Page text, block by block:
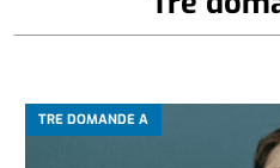
TRE DOMANDE A